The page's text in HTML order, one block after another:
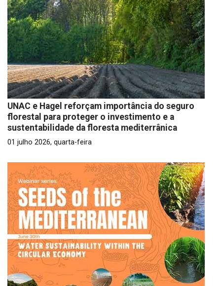
UNAC e Hagel reforçam importância do seguro
florestal para proteger o investimento e a
sustentabilidade da floresta mediterrânica
01 julho 2026, quarta-feira